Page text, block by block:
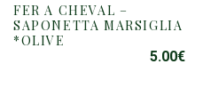
FER A CHEVAL –
SAPONETTA MARSIGLIA
*OLIVE
5.00€